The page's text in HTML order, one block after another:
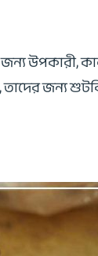
জন্য উপকারী,
তাদের জন্য